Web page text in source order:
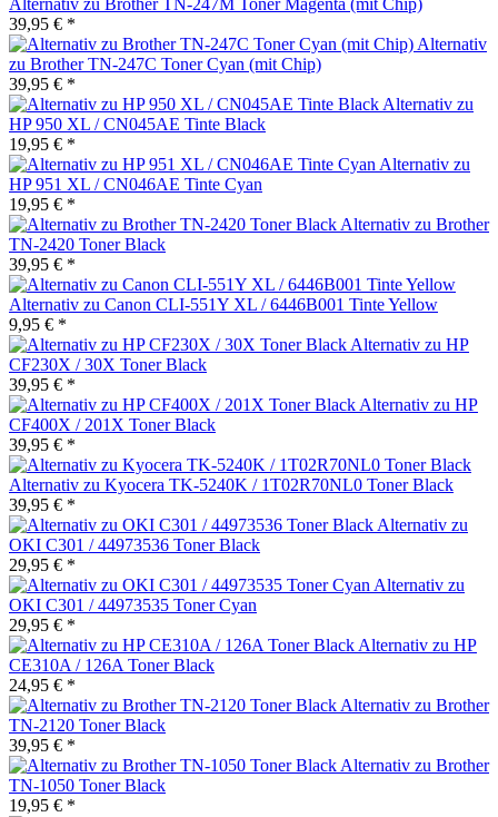
Alternativ zu Brother TN-247M Toner Magenta (mit Chip)
39,95 € *
Alternativ
zu Brother TN-247C Toner Cyan (mit Chip)
39,95 € *
Alternativ zu
HP 950 XL / CN045AE Tinte Black
19,95 € *
Alternativ zu
HP 951 XL / CN046AE Tinte Cyan
19,95 € *
Alternativ zu Brother
TN-2420 Toner Black
39,95 € *
Alternativ zu Canon CLI-551Y XL / 6446B001 Tinte Yellow
9,95 € *
Alternativ zu HP
CF230X / 30X Toner Black
39,95 € *
Alternativ zu HP
CF400X / 201X Toner Black
39,95 € *
Alternativ zu Kyocera TK-5240K / 1T02R70NL0 Toner Black
39,95 € *
Alternativ zu
OKI C301 / 44973536 Toner Black
29,95 € *
Alternativ zu
OKI C301 / 44973535 Toner Cyan
29,95 € *
Alternativ zu HP
CE310A / 126A Toner Black
24,95 € *
Alternativ zu Brother
TN-2120 Toner Black
39,95 € *
Alternativ zu Brother
TN-1050 Toner Black
19,95 € *